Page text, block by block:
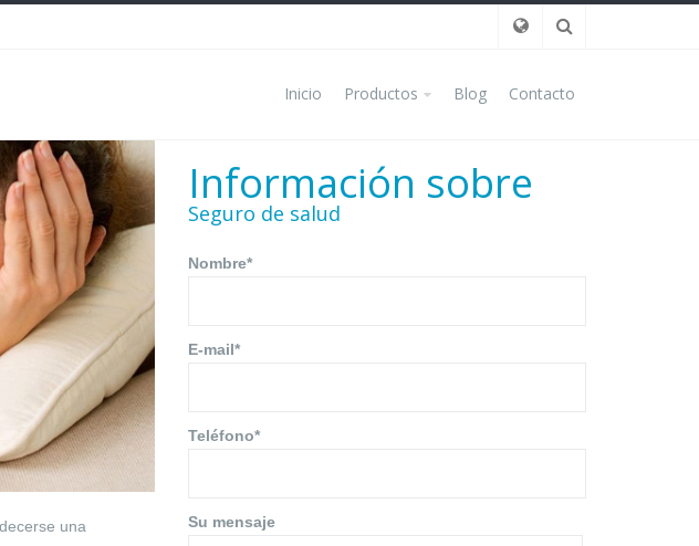
Inicio Productos Blog Contacto
una
Información sobre
Seguro de salud
Nombre*
E-mail*
Teléfono*
Su mensaje